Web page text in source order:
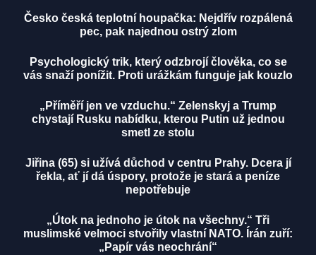
Česko česká teplotní houpačka: Nejdřív rozpálená
pec, pak najednou ostrý zlom
Psychologický trik, který odzbrojí člověka, co se
vás snaží ponížit. Proti urážkám funguje jak kouzlo
„Příměří jen ve vzduchu.“ Zelenskyj a Trump
chystají Rusku nabídku, kterou Putin už jednou
smetl ze stolu
Jiřina (65) si užívá důchod v centru Prahy. Dcera jí
řekla, ať jí dá úspory, protože je stará a peníze
nepotřebuje
„Útok na jednoho je útok na všechny.“ Tři
muslimské velmoci stvořily vlastní NATO. Írán zuří:
„Papír vás neochrání“